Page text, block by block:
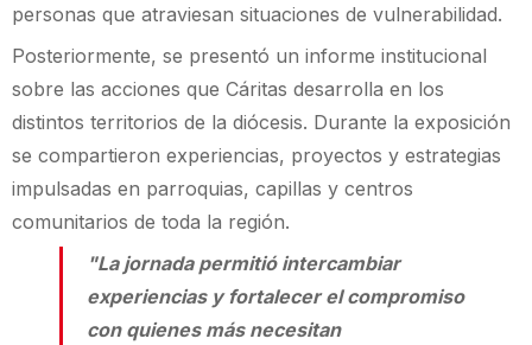
personas que atraviesan situaciones de vulnerabilidad.
Posteriormente, se presentó un informe institucional
sobre las acciones que Cáritas desarrolla en los
distintos territorios de la diócesis. Durante la exposición
se compartieron experiencias, proyectos y estrategias
impulsadas en parroquias, capillas y centros
comunitarios de toda la región.
"La jornada permitió intercambiar
experiencias y fortalecer el compromiso
con quienes más necesitan